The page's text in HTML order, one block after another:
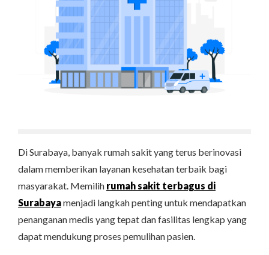
Di Surabaya, banyak rumah sakit yang terus berinovasi
dalam memberikan layanan kesehatan terbaik bagi
masyarakat. Memilih rumah sakit terbagus di
Surabayamenjadi langkah penting untuk mendapatkan
penanganan medis yang tepat dan fasilitas lengkap yang
dapat mendukung proses pemulihan pasien.